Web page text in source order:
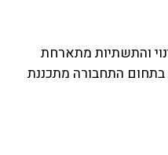
והתשתיות מתארחת
בתחום התחבורה מתכננת